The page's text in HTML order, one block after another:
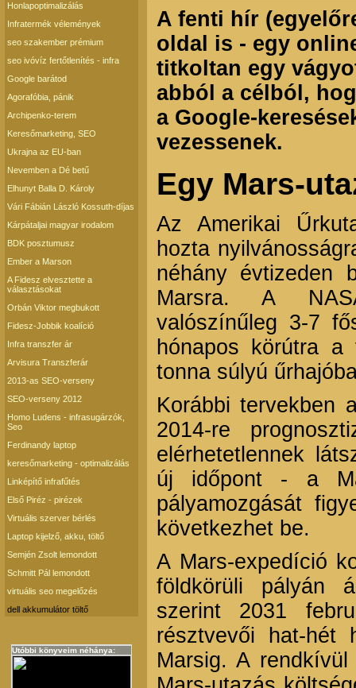
Honlapoptimalizálás
Infratermék vélemények
seo szakember prémium
seo ivóvíz fertőtlenítés - infra
Google barátod
Agorafóbia, pánik
Archipenko-terem
Keresőmarketing, SEO
Ukrajna az EU-ban
Nevemben a Dé betű
Elhunyt Balla D. Károly
Vári Fábián László Kossuth-díjas
Kárpátaljai magyar irodalom
BDK posztumusz
Ember a Marson
A Fidesz elvesztette a
választásokat
Orbán Viktor megbukott
Fidesz-Jobbik koalíció
Infra transzfer ár
Arvisura Transzferár
2013-as SEO-verseny
SEO-verseny 2012
Homo Ludens - infrasugárzók,
Seo
Ferdinandy laptop
keresőmarketing - optimalizálás
Linképítő infrafűtés
Első Piréz - pirézek
Virtuális szerver bérlés
Laptop kijelző, akku, töltő
Semjén Zsolt lemondott
Schmitt Pál lemondott
virtuális seo megelőzés
dell akkumulátor töltő
Utóbbi könyveim néhánya:
A fenti hír
oldal is - egy
titkoltan egy
abból a célból,
a Google-
vezessenek.
Egy Mars-
Az Amerikai
hozta
néhány évtizeden
Marsra. A
valószínűleg 3-7
hónapos körútra
tonna súlyú
Korábbi tervekben
2014-re
elérhetetlennek
új időpont - a
pályamozgását
következhet be.
A Mars-expedíció
földkörüli pályán
szerint 2031
résztvevői hat-hét
Marsig. A